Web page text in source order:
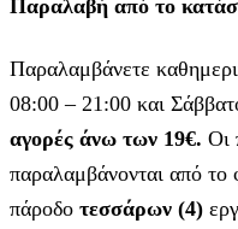
Παραλαβή από το
Παραλαμβάνετε
08:00 – 21:00 και
αγορές άνω των 19€. Οι
παραλαμβάνονται από το
πάροδο τεσσάρων (4)